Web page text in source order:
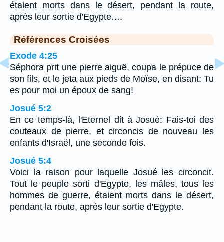
étaient morts dans le désert, pendant la route,
après leur sortie d'Egypte.…
Références Croisées
Exode 4:25
Séphora prit une pierre aiguë, coupa le prépuce de
son fils, et le jeta aux pieds de Moïse, en disant: Tu
es pour moi un époux de sang!
Josué 5:2
En ce temps-là, l'Eternel dit à Josué: Fais-toi des
couteaux de pierre, et circoncis de nouveau les
enfants d'Israël, une seconde fois.
Josué 5:4
Voici la raison pour laquelle Josué les circoncit.
Tout le peuple sorti d'Egypte, les mâles, tous les
hommes de guerre, étaient morts dans le désert,
pendant la route, après leur sortie d'Egypte.